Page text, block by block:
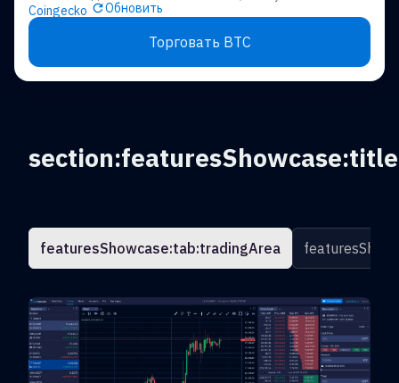
Coingecko
Обновить
Торговать BTC
section:featuresShowcase:title
featuresShowcase:tab:tradingArea